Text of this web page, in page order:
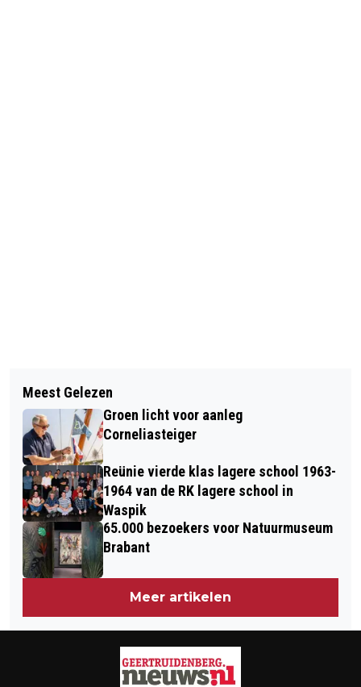
ADVIES VERKENNER VOOR VERVOLG
FORMATIEPROCES
GEERTRUIDENBERG:
GEMEENTEBELANGEN, LOKAAL+ EN
MORGEN!
PROVINCIE MOET LOKALE
INITIATIEVEN IN DORPEN BETER
ONDERSTEUNEN
Meest Gelezen
Groen licht voor aanleg
Corneliasteiger
Reünie vierde klas lagere school 1963-
1964 van de RK lagere school in
Waspik
65.000 bezoekers voor Natuurmuseum
Brabant
Meer artikelen